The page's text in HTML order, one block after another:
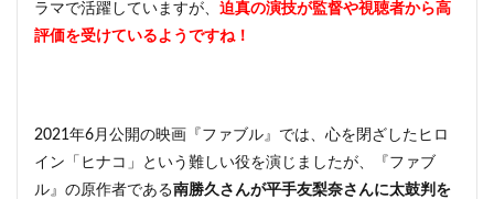
ラマで活躍していますが、 迫真の演技が監督や視聴者から高
評価を受けているようですね！
2021年6月公開の映画『ファブル』では、心を閉ざしたヒロ
イン「ヒナコ」という難しい役を演じましたが、『ファブ
ル』の原作者である南勝久さんが平手友梨奈さんに太鼓判を